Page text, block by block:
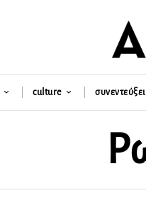
culture